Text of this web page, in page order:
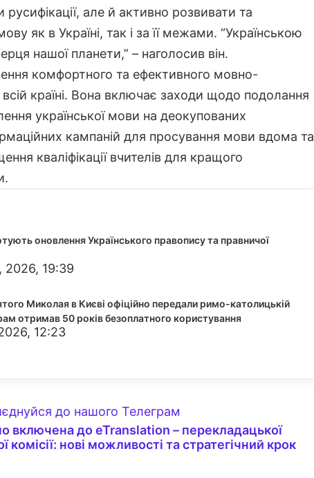
але й активно розвивати та
як в Україні, так і за її межами. “Українською
нашої планети,” – наголосив він.
комфортного та ефективного мовно-
країні. Вона включає заходи щодо подолання
української мови на деокупованих
кампаній для просування мови вдома та
кваліфікації вчителів для кращого
оновлення Українського правопису та правничої
2026, 19:39
Миколая в Києві офіційно передали римо-католицькій
отримав 50 років безоплатного користування
12:23
до нашого Телеграм
включена до eTranslation – перекладацької
нові можливості та стратегічний крок